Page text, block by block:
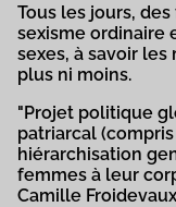
Tous les jours,
sexisme ordinaire
sexes, à savoir
plus ni moins.
"Projet politique
patriarcal
hiérarchisation
femmes à leur
Camille